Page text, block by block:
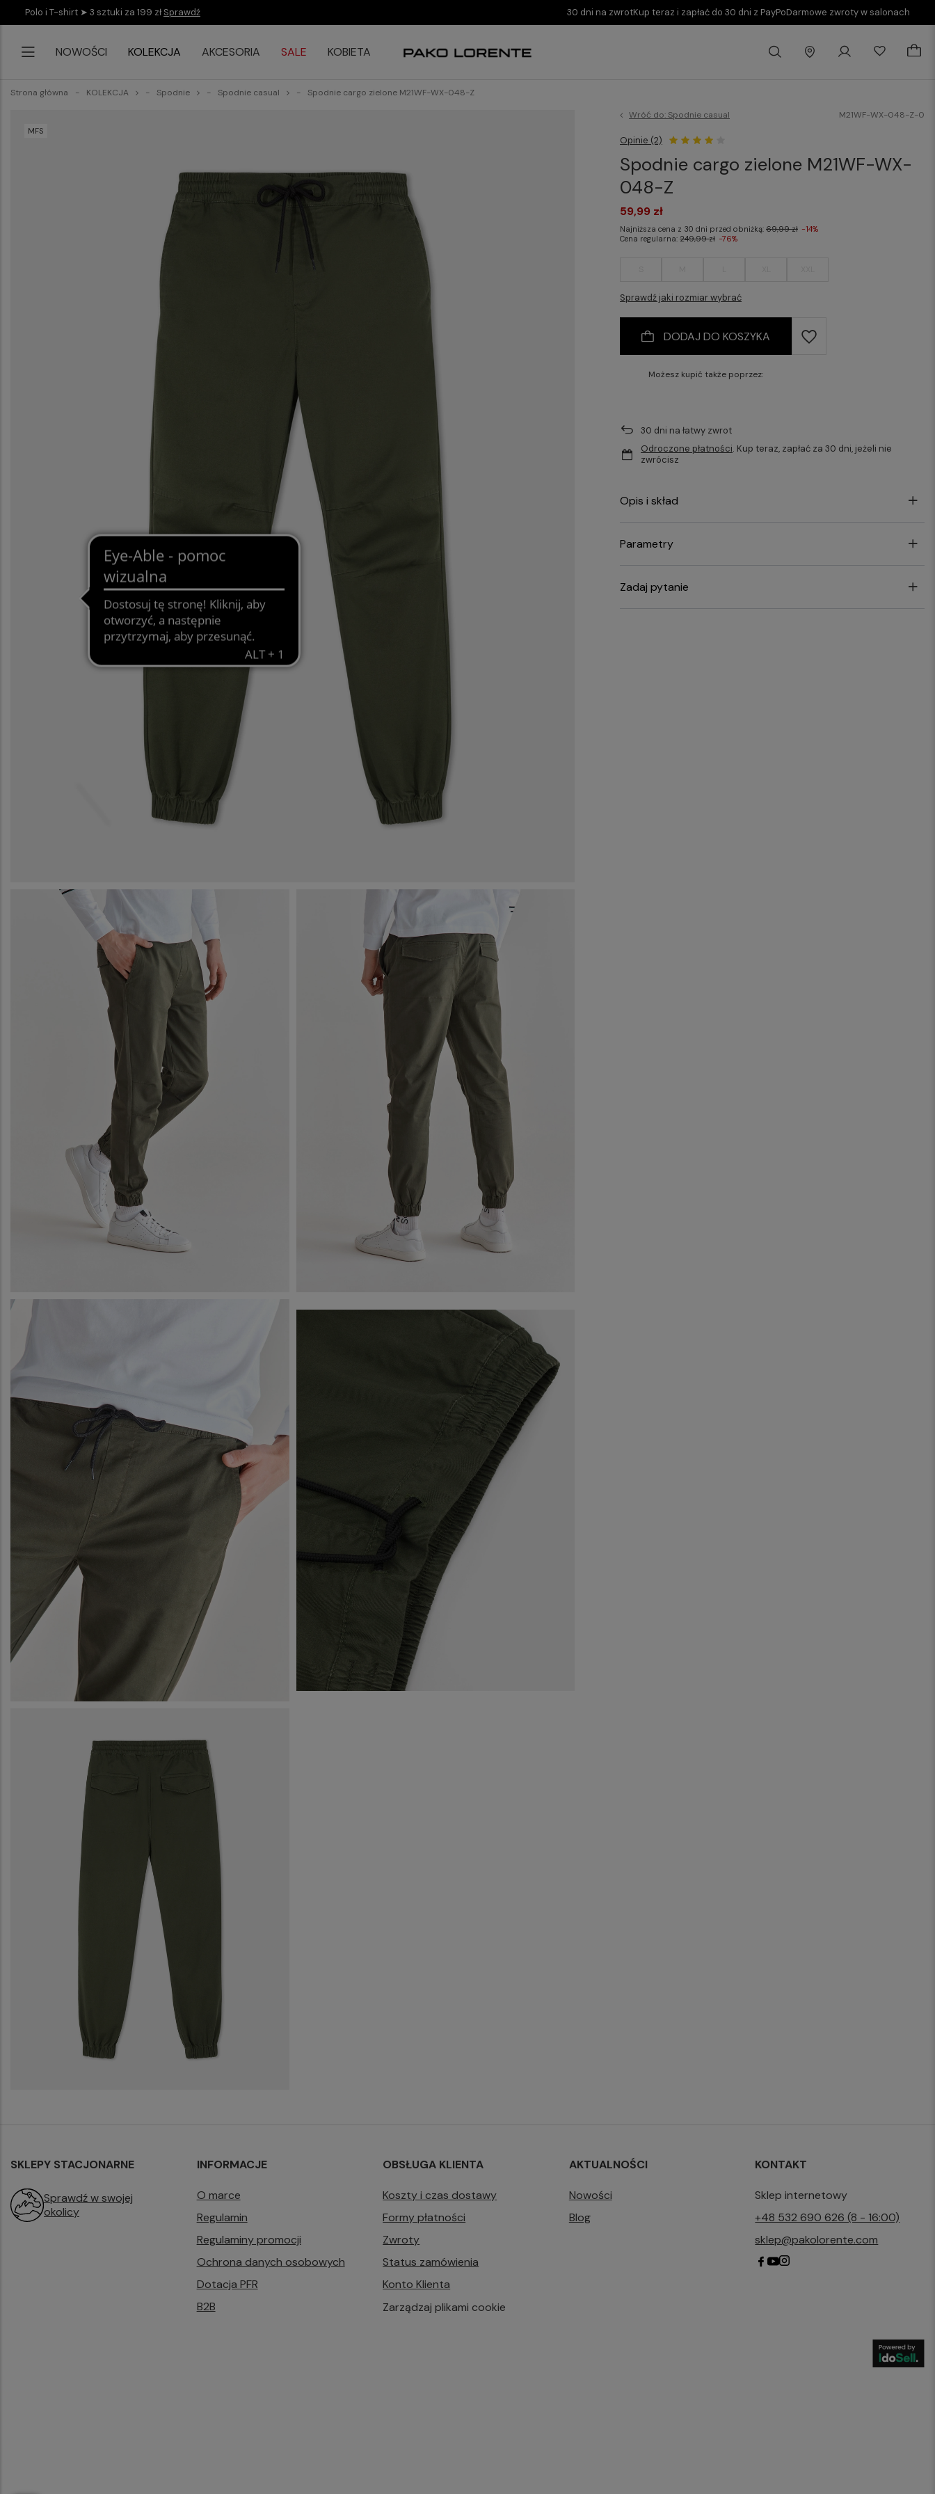
Polo i T-shirt ➤ 3 sztuki za 199 zł Sprawdź 30 dni na zwrotKup teraz i zapłać do 30 dni z PayPoDarmowe zwroty w salonach
NOWOŚCI KOLEKCJA AKCESORIA SALE KOBIETA
Strona główna KOLEKCJA Spodnie Spodnie casual Spodnie cargo zielone M21WF-WX-048-Z
MFS
Wróć do:Spodnie casual M21WF-WX-048-Z-0
Opinie (2)
Spodnie cargo zielone M21WF-WX-
048-Z
Sprawdź jaki rozmiar wybrać
59,99 zł
Najniższa cena z 30 dni przed obniżką:69,99 zł -14%
Cena regularna:249,99 zł -76%
DODAJ DO KOSZYKA
Możesz kupić także poprzez:
30 dni na łatwy zwrot
Odroczone płatności. Kup teraz, zapłać za 30 dni, jeżeli nie
zwrócisz
Opis i skład
Parametry
Zadaj pytanie
SKLEPY STACJONARNE
Sprawdź w swojej
okolicy
INFORMACJE
O marce
Regulamin
Regulaminy promocji
Ochrona danych osobowych
Dotacja PFR
B2B
OBSŁUGA KLIENTA
Koszty i czas dostawy
Formy płatności
Zwroty
Status zamówienia
Konto Klienta
Zarządzaj plikami cookie
AKTUALNOŚCI
Nowości
Blog
KONTAKT
Sklep internetowy
+48 532 690 626 (8 - 16:00)
sklep@pakolorente.com